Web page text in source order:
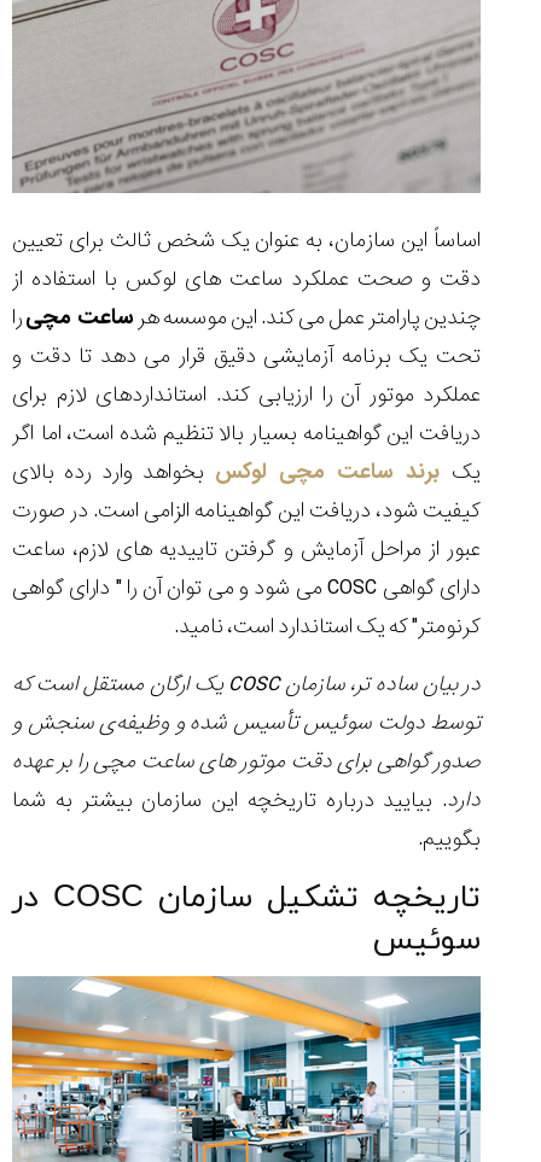
اساساً این سازمان، به عنوان یک شخص ثالث برای تعیین
دقت و صحت عملکرد ساعت های لوکس با استفاده از
چندین پارامتر عمل می کند. این موسسه هر ساعت مچیرا
تحت یک برنامه آزمایشی دقیق قرار می دهد تا دقت و
عملکرد موتور آن را ارزیابی کند. استانداردهای لازم برای
دریافت این گواهینامه بسیار بالا تنظیم شده است، اما اگر
یک برند ساعت مچی لوکس بخواهد وارد رده بالای
کیفیت شود، دریافت این گواهینامه الزامی است. در صورت
عبور از مراحل آزمایش و گرفتن تاییدیه های لازم، ساعت
دارای گواهی COSC می شود و می توان آن را " دارای گواهی
کرنومتر" که یک استاندارد است، نامید.
در بیان ساده تر، سازمان COSC یک ارگان مستقل است که
توسط دولت سوئیس تأسیس شده و وظیفه‌ی سنجش و
صدور گواهی برای دقت موتور های ساعت‌ مچی را بر عهده
دارد. بیایید درباره تاریخچه این سازمان بیشتر به شما
بگوییم.
تاریخچه تشکیل سازمان COSC در
سوئیس
پشت‌صحنه
ساخت ساعت‌های
کاور؛ بازدید ایران
تایمر از کارخانه
Cover Watches
سوئیس
کورناوین
(Cornavin)؛
گفت‌وگوی
اختصاصی با مدیر
برند ساعت
سوئیسی در دفتر
مرکزی سوئیس
مراسم تقدیر از
فعالان منتخب
صنف ساعت